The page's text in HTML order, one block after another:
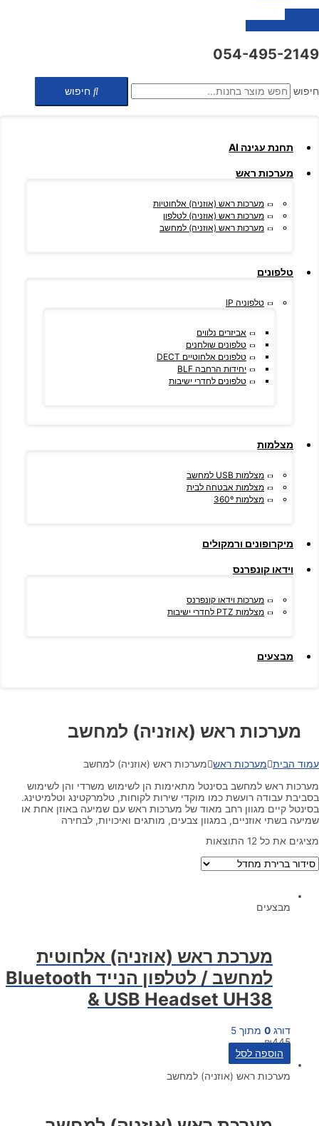
054-495-2149
חיפוש חיפוש
תחנת עגינה AI
מערכות ראש
מערכות ראש (אוזניה) אלחוטיות
מערכות ראש (אוזניה) לטלפון
מערכות ראש (אוזניה) למחשב
טלפונים
טלפוניה IP
אביזרים נלווים
טלפונים שולחנים
טלפונים אלחוטיים DECT
יחידות הרחבה BLF
טלפונים לחדרי ישיבות
מצלמות
מצלמות USB למחשב
מצלמות אבטחה לבית
מצלמות 360º
מיקרופונים ורמקולים
וידאו קונפרנס
מערכות וידאו קונפרנס
מצלמות PTZ לחדרי ישיבות
מבצעים
מערכות ראש (אוזניה) למחשב
עמוד הבית מערכות ראש מערכות ראש (אוזניה) למחשב
מערכות ראש למחשב בסינטל מתאימות הן לשימוש משרדי והן לשימוש
בסביבת עבודה רועשת כמו מוקדי שירות לקוחות, טלמרקטינג וטלמיטינג.
בסינטל קיים מגוון רחב מאוד של מערכות ראש עם שמיעה באוזן אחת או
שמיעה בשתי אוזניים, במגוון צבעים, מותגים ואיכויות, לבחירה
מציגים את כל ⁦12⁩ התוצאות
מבצעים
מערכת ראש (אוזניה) אלחוטית
למחשב / לטלפון הנייד Bluetooth
& USB Headset UH38
דורג 0 מתוך 5
₪445
הוספה לסל
מערכות ראש (אוזניה) למחשב